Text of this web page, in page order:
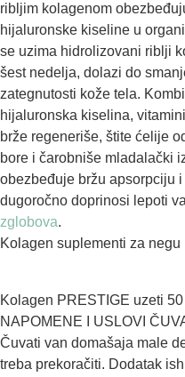
ribljim kolagenom
hijaluronske kiseline u
se uzima hidrolizovani riblji
šest nedelja, dolazi do
zategnutosti kože tela.
hijaluronska kiselina,
brže regeneriše, štite ćelije
bore i čarobniše mladalački
obezbeđuje bržu apsorpciju
dugoročno doprinosi lepoti
zglobova.
Kolagen suplementi za
Kolagen PRESTIGE uzeti
NAPOMENE I USLOVI
Čuvati van domašaja male
treba prekoračiti. Dodatak